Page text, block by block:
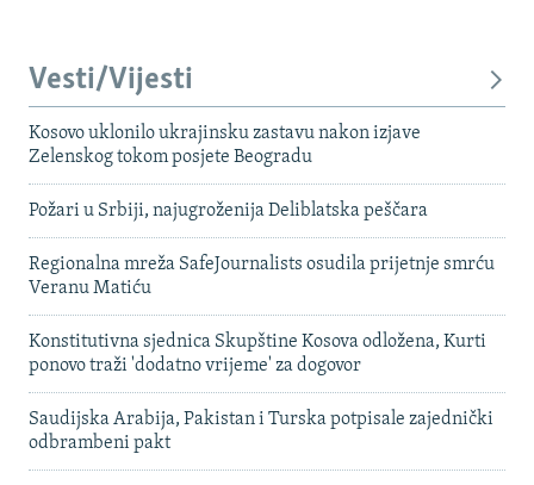
Vesti/Vijesti
Kosovo uklonilo ukrajinsku zastavu nakon izjave
Zelenskog tokom posjete Beogradu
Požari u Srbiji, najugroženija Deliblatska peščara
Regionalna mreža SafeJournalists osudila prijetnje smrću
Veranu Matiću
Konstitutivna sjednica Skupštine Kosova odložena, Kurti
ponovo traži 'dodatno vrijeme' za dogovor
Saudijska Arabija, Pakistan i Turska potpisale zajednički
odbrambeni pakt